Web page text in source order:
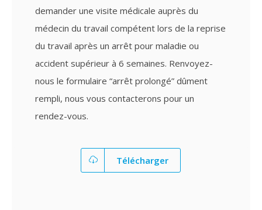
demander une visite médicale auprès du
médecin du travail compétent lors de la reprise
du travail après un arrêt pour maladie ou
accident supérieur à 6 semaines. Renvoyez-
nous le formulaire “arrêt prolongé” dûment
rempli, nous vous contacterons pour un
rendez-vous.
Télécharger